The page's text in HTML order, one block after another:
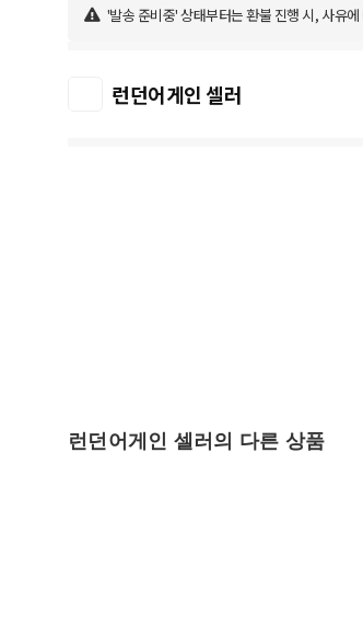
'발송 준비중' 상태부터는 환불 진행 시, 사유
런던어게인 셀러
런던어게인 셀러의 다른 상품